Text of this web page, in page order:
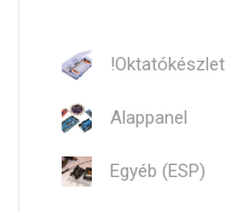
!Oktatókészlet
Alappanel
Egyéb (ESP)